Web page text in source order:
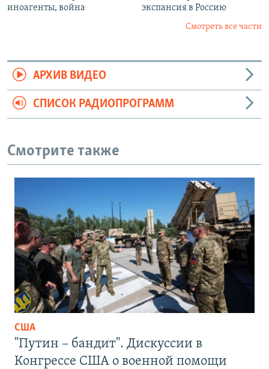
иноагенты, война
экспансия в Россию
Смотреть все части
АРХИВ ВИДЕО
СПИСОК РАДИОПРОГРАММ
Смотрите также
США
"Путин – бандит". Дискуссии в
Конгрессе США о военной помощи